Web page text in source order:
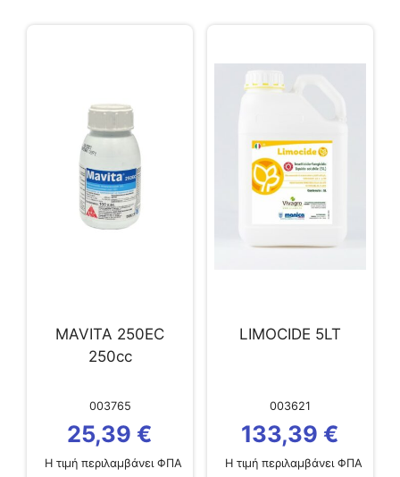
MAVITA 250EC
250cc
003765
25,39 €
Η τιμή περιλαμβάνει ΦΠΑ
LIMOCIDE 5LT
003621
133,39 €
Η τιμή περιλαμβάνει ΦΠΑ